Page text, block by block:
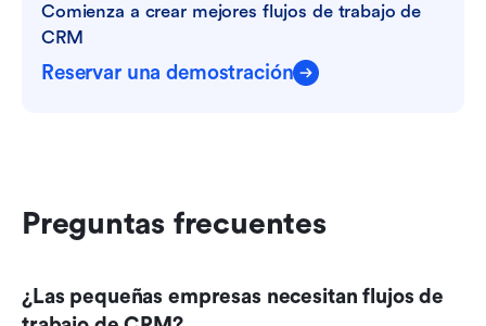
Comienza a crear mejores flujos de trabajo de
CRM
Reservar una demostración
Preguntas frecuentes
¿Las pequeñas empresas necesitan flujos de